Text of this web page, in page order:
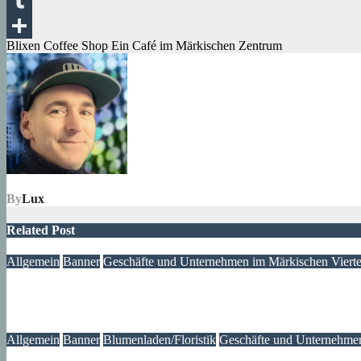
Tumblr
Teilen
Beitragsnavigation
Blixen Coffee Shop Ein Café im Märkischen Zentrum
ByLux
Related Post
Allgemein Banner Geschäfte und Unternehmen im Märkischen
Allgemein Banner Blumenladen/Floristik Geschäfte und